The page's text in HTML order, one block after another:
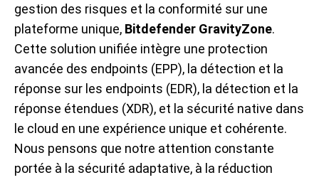
gestion des risques et la conformité sur une
plateforme unique, Bitdefender GravityZone.
Cette solution unifiée intègre une protection
avancée des endpoints (EPP), la détection et la
réponse sur les endpoints (EDR), la détection et la
réponse étendues (XDR), et la sécurité native dans
le cloud en une expérience unique et cohérente.
Nous pensons que notre attention constante
portée à la sécurité adaptative, à la réduction